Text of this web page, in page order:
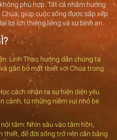
phù hợp. Tất cả nhằm hướng
giúp cuộc sống được sắp xếp
lợi ích thiêng liêng và sự bình an.
Linh Thao hướng dẫn chúng ta
gắn bó mật thiết với Chúa trong
cách nhận ra sự hiện diện yêu
cảnh, từ những niềm vui nhỏ bé
tâm: Nhìn sâu vào tâm hồn,
thiết, để đời sống trở nên cân bằng